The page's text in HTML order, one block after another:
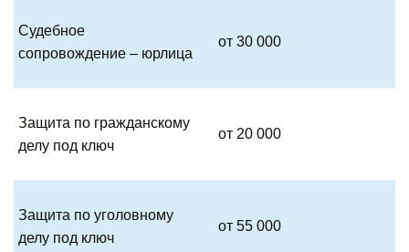
Судебное
сопровождение – юрлица
от 30 000
Защита по гражданскому
делу под ключ
от 20 000
Защита по уголовному
делу под ключ
от 55 000